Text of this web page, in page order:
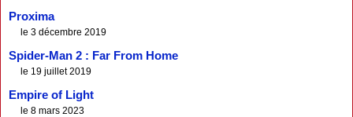
Proxima
le 3 décembre 2019
Spider-Man 2 : Far From Home
le 19 juillet 2019
Empire of Light
le 8 mars 2023